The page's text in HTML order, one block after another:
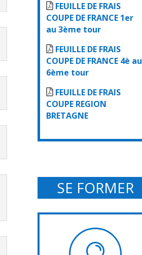
FEUILLE DE FRAIS
COUPE DE FRANCE 1er
au 3ème tour
FEUILLE DE FRAIS
COUPE DE FRANCE 4è au
6ème tour
FEUILLE DE FRAIS
COUPE REGION
BRETAGNE
SE FORMER